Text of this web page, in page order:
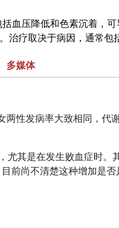
血压降低和色素沉着，
疗取决于病因，通常包
多媒体
两性发病率大致相同，代
尤其是在发生败血症时。
前尚不清楚这种增加是